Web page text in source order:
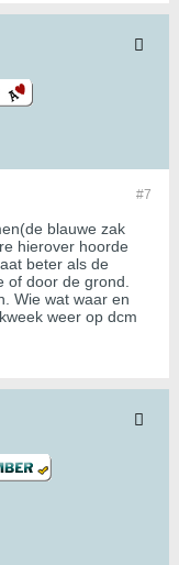
#7
blauwe zak
hierover hoorde
beter als de
of door de grond.
Wie wat waar en
weer op dcm